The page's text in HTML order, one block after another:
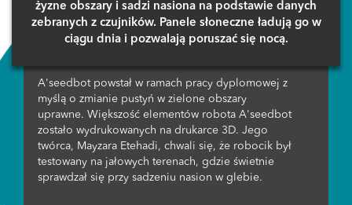
żyzne obszary i sadzi nasiona na podstawie danych
zebranych z czujników. Panele słoneczne ładują go w
ciągu dnia i pozwalają poruszać się nocą.
A'seedbot powstał w ramach pracy dyplomowej z
myślą o zmianie pustyń w zielone obszary
uprawne. Większość elementów robota A'seedbot
zostało wydrukowanych na drukarce 3D. Jego
twórca, Mayzara Etehadi, chwali się, że robocik był
testowany na jałowych terenach, gdzie świetnie
sprawdzał się przy sadzeniu nasion w glebie.